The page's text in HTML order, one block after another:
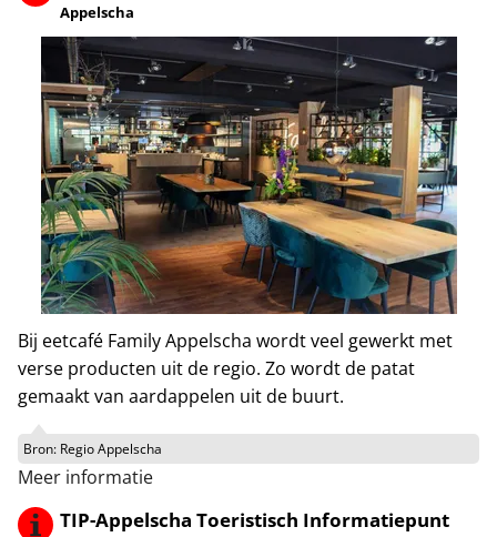
Appelscha
Bij eetcafé Family Appelscha wordt veel gewerkt met
verse producten uit de regio. Zo wordt de patat
gemaakt van aardappelen uit de buurt.
Bron: Regio Appelscha
Meer informatie
TIP-Appelscha Toeristisch Informatiepunt